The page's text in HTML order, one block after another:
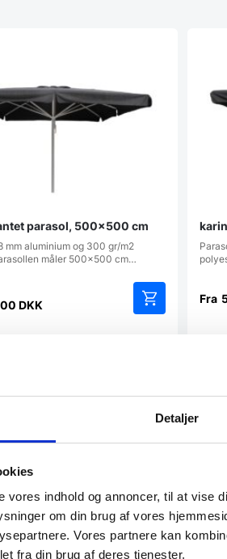
Detaljer
vores indhold og annoncer, til at vise
om din brug af vores
Vores partnere kan
fra din brug af deres tjenester.
parasol, 500×500 cm
mm aluminium og 300 gr/m2
måler 500x500 cm…
DKK
Mulighederne
vælges
Fra
kundeservice! Er så
God
svaret